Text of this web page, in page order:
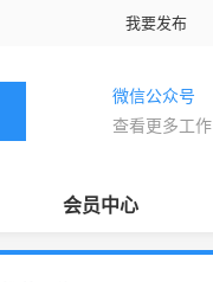
我要发布
微信公众号
查看更多工作
会员中心